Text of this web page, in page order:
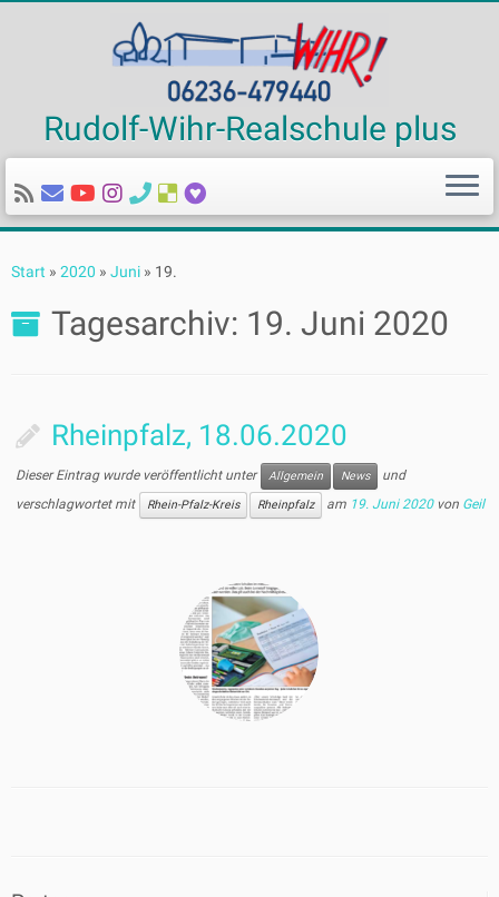
Inhalt
Rudolf-Wihr-Realschule plus
Start » 2020 » Juni » 19.
Tagesarchiv: 19. Juni 2020
Rheinpfalz, 18.06.2020
Dieser Eintrag wurde veröffentlicht unter Allgemein News
und
verschlagwortet mit
Rhein-Pfalz-Kreis Rheinpfalz am 19. Juni 2020 von Geil